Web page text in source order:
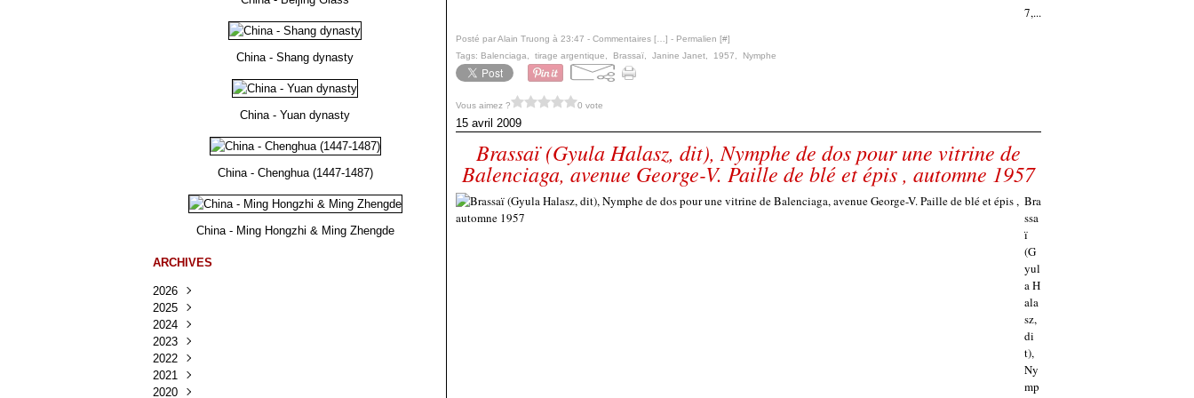
China - Shang dynasty
China - Yuan dynasty
China - Chenghua (1447-1487)
China - Ming Hongzhi & Ming Zhengde
ARCHIVES
2026
Août
Juillet
Juin
Mai(100)
Avril
Mars
2025
Décembre
Novembre
Octobre
Septembre
Août
2024
Décembre
Novembre
Octobre
Septembre
2023
Décembre
Novembre
Octobre
2022
Décembre
Novembre
2021
Décembre
2020
7,...
Posté par Alain Truong à 23:47 - Commentaires [ ] - Permalien [#]
Tags: Balenciaga tirage argentique Brassaï Janine Janet 1957 Nymphe
Vous aimez ? 0 vote
15 avril 2009
Brassaï (Gyula Halasz, dit), Nymphe de dos pour une vitrine de
Balenciaga, avenue George-V. Paille de blé et épis , automne 1957
Bra
ssa
ï
(G
yul
a H
ala
sz,
di
t),
Ny
mp